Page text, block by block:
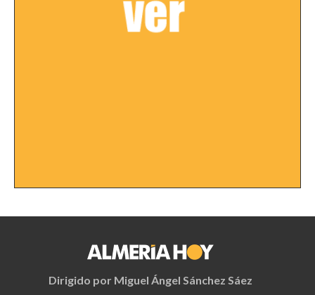
Dirigido por Miguel Ángel Sánchez Sáez